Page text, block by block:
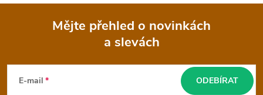
Mějte přehled o novinkách
a slevách
E-mail ODEBÍRAT